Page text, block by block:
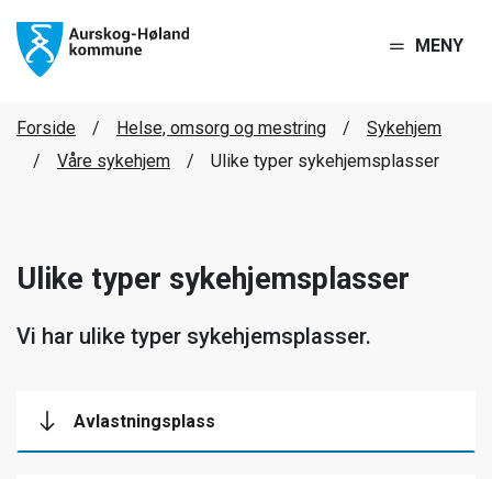
MENY
Forside Helse, omsorg og mestring
Sykehjem
Våre sykehjem
Ulike typer sykehjemsplasser
Ulike typer sykehjemsplasser
Vi har ulike typer sykehjemsplasser.
Avlastningsplass